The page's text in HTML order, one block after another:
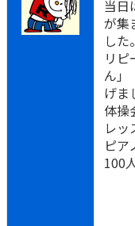
当日
が集
した
リピ
ん」
げま
体操
レッ
ピア
100